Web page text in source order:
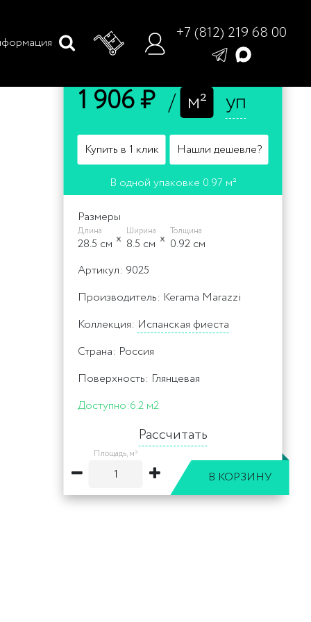
+7 (812) 219 68 00
1 906 ₽ / м² уп
Купить в 1 клик Нашли дешевле?
В одной упаковке 0.97 м²
Размеры
Длина
28.5 cм
Ширина
8.5 cм
Толщина
0.92 cм
Артикул: 9025
Производитель: Kerama Marazzi
Коллекция: Испанская фиеста
Страна: Россия
Поверхность: Глянцевая
Доступно:6.2 м2
Рассчитать
Площадь, м²
В КОРЗИНУ